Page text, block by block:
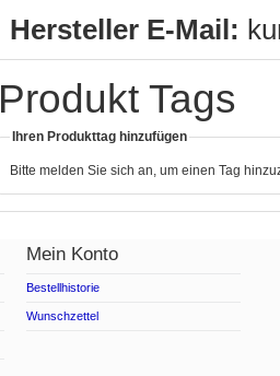
Hersteller E-Mail:
Produkt Tags
Ihren Produkttag hinzufügen
Bitte melden Sie sich an, um einen Tag
Mein Konto
Bestellhistorie
Wunschzettel